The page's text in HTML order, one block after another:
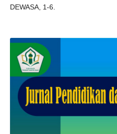
DEWASA, 1-6.